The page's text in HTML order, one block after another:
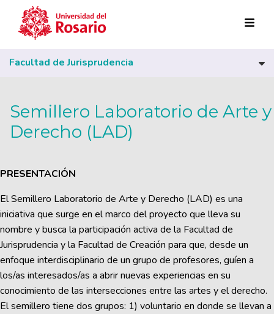
Pasar al contenido principal
Facultad de Jurisprudencia
Semillero Laboratorio de Arte y
Derecho (LAD)
PRESENTACIÓN
El Semillero Laboratorio de Arte y Derecho (LAD) es una
iniciativa que surge en el marco del proyecto que lleva su
nombre y busca la participación activa de la Facultad de
Jurisprudencia y la Facultad de Creación para que, desde un
enfoque interdisciplinario de un grupo de profesores, guíen a
los/as interesados/as a abrir nuevas experiencias en su
conocimiento de las intersecciones entre las artes y el derecho.
El semillero tiene dos grupos: 1) voluntario en donde se llevan a